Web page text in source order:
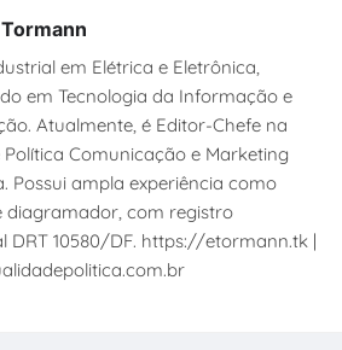
em Elétrica e Eletrônica,
em Tecnologia da Informação e
Atualmente, é Editor-Chefe na
Comunicação e Marketing
Possui ampla experiência como
diagramador, com registro
DRT 10580/DF. https://etormann.tk |